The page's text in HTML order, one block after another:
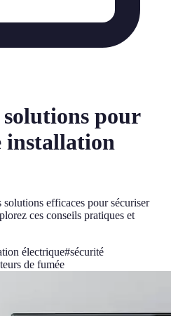
pour
installation
efficaces pour sécuriser
ces conseils pratiques et
électrique#sécurité
de fumée